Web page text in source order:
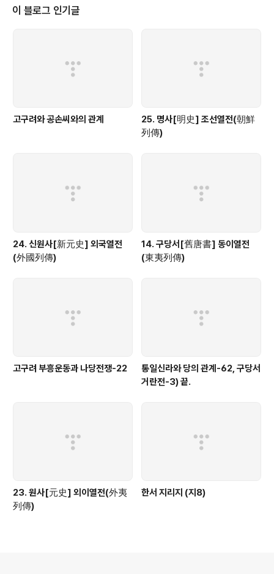
이 블로그 인기글
고구려와 공손씨와의 관계
25. 명사[明史] 조선열전(朝鮮
列傳)
24. 신원사[新元史] 외국열전
(外國列傳)
14. 구당서[舊唐書] 동이열전
(東夷列傳)
고구려 부흥운동과 나당전쟁-22
통일신라와 당의 관계-62, 구당서
거란전-3) 끝.
23. 원사[元史] 외이열전(外夷
列傳)
한서 지리지 (지8)